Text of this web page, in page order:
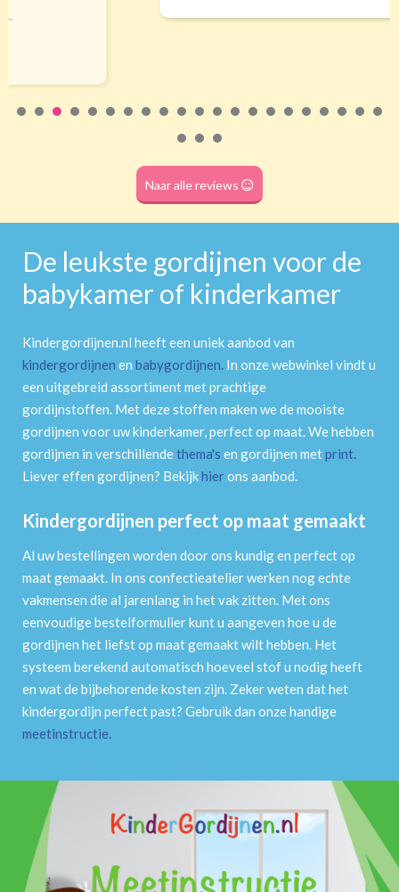
(dubbele tunnel)
Naar alle reviews
De leukste gordijnen voor de
babykamer of kinderkamer
Kindergordijnen.nl heeft een uniek aanbod van
kindergordijnen en babygordijnen. In onze webwinkel vindt u
een uitgebreid assortiment met prachtige
gordijnstoffen. Met deze stoffen maken we de mooiste
gordijnen voor uw kinderkamer, perfect op maat. We hebben
gordijnen in verschillendethema's en gordijnen metprint.
Liever effen gordijnen? Bekijkhierons aanbod.
Kindergordijnen perfect op maat gemaakt
Al uw bestellingen worden door ons kundig en perfect op
maat gemaakt. In ons confectieatelier werken nog echte
vakmensen die al jarenlang in het vak zitten. Met ons
eenvoudige bestelformulier kunt u aangeven hoe u de
gordijnen het liefst op maat gemaakt wilt hebben. Het
systeem berekend automatisch hoeveel stof u nodig heeft
en wat de bijbehorende kosten zijn. Zeker weten dat het
kindergordijn perfect past? Gebruik dan onze handige
meetinstructie.